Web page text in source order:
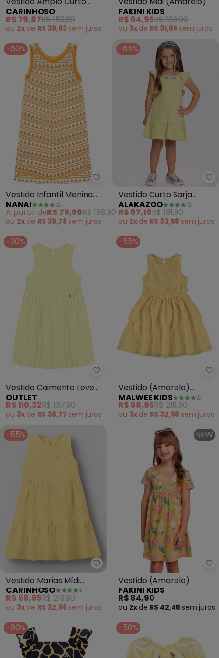
com Glitter (Amarelo)
CARINHOSO
R$ 79,87R$ 159,90
ou 2x de R$ 39,93 sem juros
FAKINI KIDS
R$ 94,95R$ 189,90
ou 3x de R$ 31,65 sem juros
-60%
Nanai - Vestido Infantil Menina
Vestido Infantil Menina
Tricot (Amarelo)
NANAI
A partir deR$ 79,56R$ 198,90
ou 2x de R$ 39,78 sem juros
-65%
Vestido Curto Sarja
Mangas Bordadas
(Amarelo)
ALAKAZOO
R$ 67,16R$ 191,90
ou 2x de R$ 33,58 sem juros
-20%
Outlet - Vestido Caimento
Vestido Caimento Leve
Menina (Amarelo)
OUTLET
R$ 110,32R$ 137,90
ou 3x de R$ 36,77 sem juros
-55%
Vestido (Amarelo)
Acinturado em Plumetis
MALWEE KIDS
R$ 98,95R$ 219,90
ou 3x de R$ 32,98 sem juros
-55%
Carinhoso - Vestido Marias
Vestido Marias Mídi
(Amarelo)
CARINHOSO
R$ 98,95R$ 219,90
ou 3x de R$ 32,98 sem juros
NEW
Vestido (Amarelo)
FAKINI KIDS
R$ 84,90
ou 2x de R$ 42,45 sem juros
-60% -50%